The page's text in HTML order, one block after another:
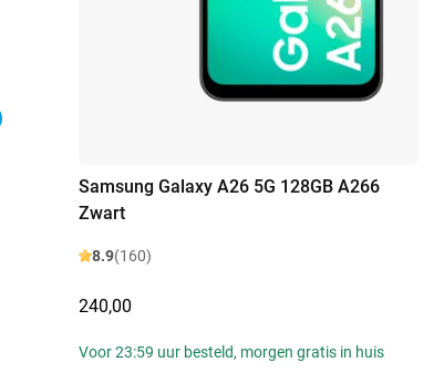
Samsung Galaxy A26 5G 128GB A266
Zwart
8.9(160)
240,00
Voor 23:59 uur besteld, morgen gratis in huis